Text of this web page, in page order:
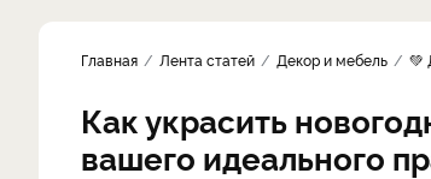
Главная Лента статей Декор и мебель 💚
Как украсить
вашего идеального